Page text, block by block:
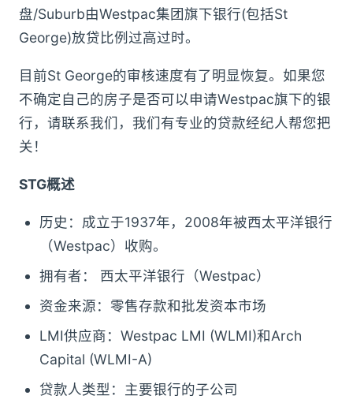
盘/Suburb由Westpac集团旗下银行(包括St
George)放贷比例过高过时。
目前St George的审核速度有了明显恢复。如果您
不确定自己的房子是否可以申请Westpac旗下的银
行，请联系我们，我们有专业的贷款经纪人帮您把
关！
STG概述
历史：成立于1937年，2008年被西太平洋银行
（Westpac）收购。
拥有者： 西太平洋银行（Westpac）
资金来源：零售存款和批发资本市场
LMI供应商：Westpac LMI (WLMI)和Arch
Capital (WLMI-A)
贷款人类型：主要银行的子公司